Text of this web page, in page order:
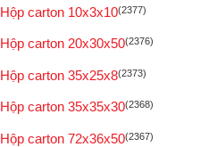
Hộp carton 10x3x10(2377)
Hộp carton 20x30x50(2376)
Hộp carton 35x25x8(2373)
Hộp carton 35x35x30(2368)
Hộp carton 72x36x50(2367)